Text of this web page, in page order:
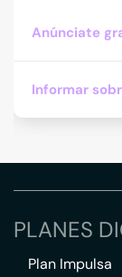
Anúnciate
Informar
PLANES
Plan Impulsa